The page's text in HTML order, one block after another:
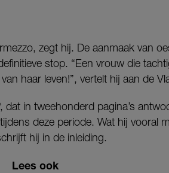
zegt hij. De aanmaak van
stop. “Een vrouw die
haar leven!”, vertelt hij aan de
, dat in tweehonderd pagina’s
deze periode. Wat hij vooral
hij in de inleiding.
Lees ook